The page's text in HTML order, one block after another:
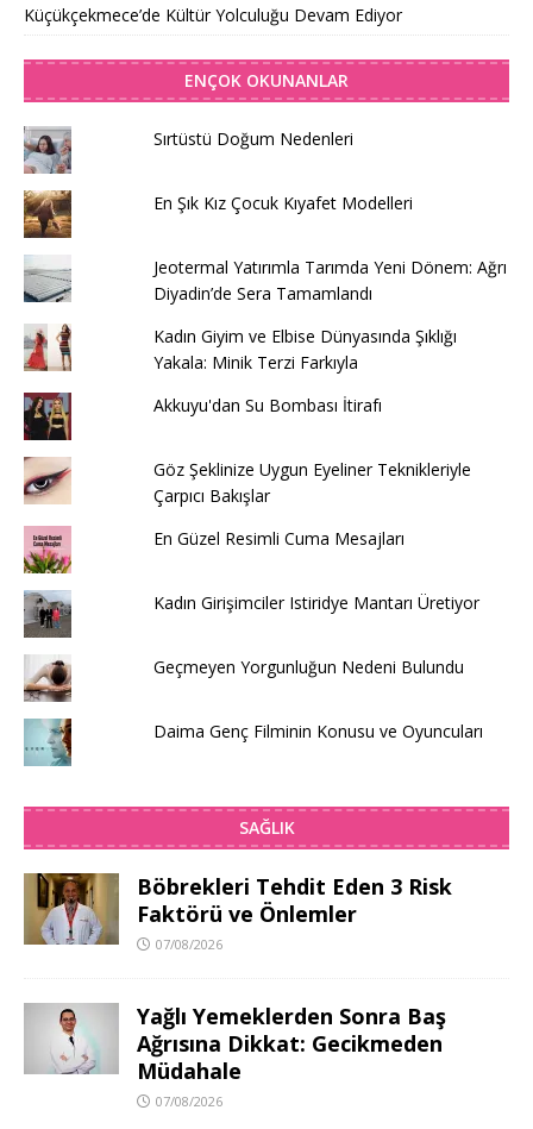
Küçükçekmece’de Kültür Yolculuğu Devam Ediyor
ENÇOK OKUNANLAR
Sırtüstü Doğum Nedenleri
En Şık Kız Çocuk Kıyafet Modelleri
Jeotermal Yatırımla Tarımda Yeni Dönem: Ağrı
Diyadin’de Sera Tamamlandı
Kadın Giyim ve Elbise Dünyasında Şıklığı
Yakala: Minik Terzi Farkıyla
Akkuyu'dan Su Bombası İtirafı
Göz Şeklinize Uygun Eyeliner Teknikleriyle
Çarpıcı Bakışlar
En Güzel Resimli Cuma Mesajları
Kadın Girişimciler Istiridye Mantarı Üretiyor
Geçmeyen Yorgunluğun Nedeni Bulundu
Daima Genç Filminin Konusu ve Oyuncuları
SAĞLIK
Böbrekleri Tehdit Eden 3 Risk
Faktörü ve Önlemler
07/08/2026
Yağlı Yemeklerden Sonra Baş
Ağrısına Dikkat: Gecikmeden
Müdahale
07/08/2026